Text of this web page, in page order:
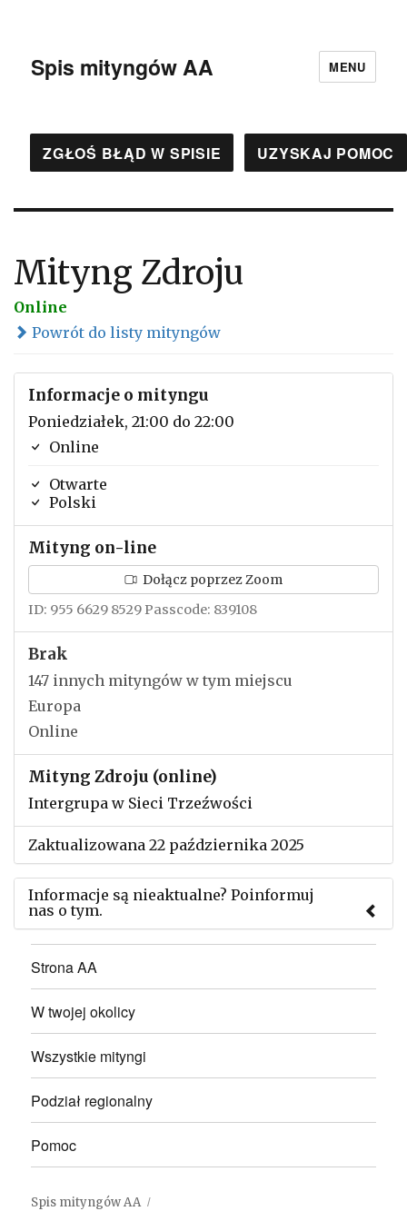
Spis mityngów AA MENU
ZGŁOŚ BŁĄD W SPISIE UZYSKAJ POMOC
Mityng Zdroju
Online
Powrót do listy mityngów
Informacje o mityngu
Poniedziałek, 21:00 do 22:00
Online
Otwarte
Polski
Mityng on-line
Dołącz poprzez Zoom
ID: 955 6629 8529 Passcode: 839108
Brak
147 innych mityngów w tym miejscu
Europa
Online
Mityng Zdroju (online)
Intergrupa w Sieci Trzeźwości
Zaktualizowana 22 października 2025
Informacje są nieaktualne? Poinformuj
nas o tym.
Użyj tego formularza aby przesłać informację o
zmianach w powyższym mityngu.
Strona AA
W twojej okolicy
Wszystkie mityngi
Podział regionalny
Pomoc
Spis mityngów AA